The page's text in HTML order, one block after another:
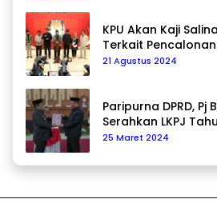
KPU Akan Kaji
Terkait
21 Agustus 2024
Paripurna DPRD, Pj
Serahkan LKPJ
25 Maret 2024